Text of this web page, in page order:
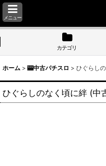
メニュー
カテゴリ
ホーム > 🎰中古パチスロ > ひぐらし
ひぐらしのなく頃に絆 (中